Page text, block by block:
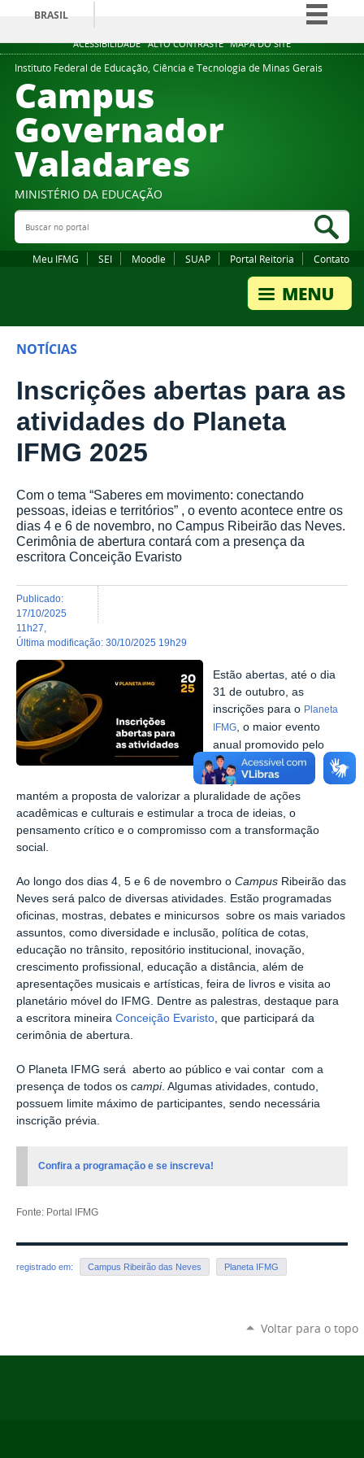
ACESSIBILIDADE ALTO CONTRASTE MAPA DO SITE
BRASIL
Simplifique!
Comunica BR
Instituto Federal de Educação, Ciência e Tecnologia de Minas Gerais
Campus
Governador
Valadares
MINISTÉRIO DA EDUCAÇÃO
Buscar no portal
Meu IFMG SEI Moodle SUAP Portal Reitoria Contato
NOTÍCIAS
Inscrições abertas para as
atividades do Planeta
IFMG 2025
Com o tema “Saberes em movimento: conectando
pessoas, ideias e territórios” , o evento acontece entre os
dias 4 e 6 de novembro, no Campus Ribeirão das Neves.
Cerimônia de abertura contará com a presença da
escritora Conceição Evaristo
publicado:
17/10/2025
11h27
última modificação: 30/10/2025 19h29
Estão abertas, até o dia
31 de outubro, as
inscrições para o Planeta
IFMG, o maior evento
anual promovido pelo
Instituto. Em sua 5ª
edição, a iniciativa
mantém a proposta de valorizar a pluralidade de ações
acadêmicas e culturais e estimular a troca de ideias, o
pensamento crítico e o compromisso com a transformação
social.
Ao longo dos dias 4, 5 e 6 de novembro o Campus Ribeirão das
Neves será palco de diversas atividades. Estão programadas
oficinas, mostras, debates e minicursos sobre os mais variados
assuntos, como diversidade e inclusão, política de cotas,
educação no trânsito, repositório institucional, inovação,
crescimento profissional, educação a distância, além de
apresentações musicais e artísticas, feira de livros e visita ao
planetário móvel do IFMG. Dentre as palestras, destaque para
a escritora mineira Conceição Evaristo , que participará da
cerimônia de abertura.
O Planeta IFMG será aberto ao público e vai contar com a
presença de todos os campi. Algumas atividades, contudo,
possuem limite máximo de participantes, sendo necessária
inscrição prévia.
Confira a programação e se inscreva!
Fonte: Portal IFMG
registrado em: Campus Ribeirão das Neves Planeta IFMG
Voltar para o topo